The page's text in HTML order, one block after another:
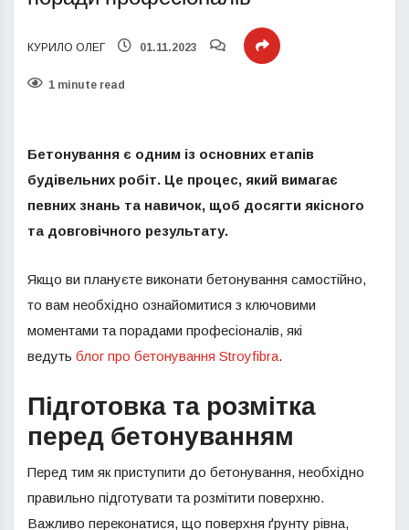
КУРИЛО ОЛЕГ 01.11.2023
1 minute read
Бетонування є одним із основних етапів
будівельних робіт. Це процес, який вимагає
певних знань та навичок, щоб досягти якісного
та довговічного результату.
Якщо ви плануєте виконати бетонування самостійно,
то вам необхідно ознайомитися з ключовими
моментами та порадами професіоналів, які
ведуть блог про бетонування Stroyfibra.
Підготовка та розмітка
перед бетонуванням
Перед тим як приступити до бетонування, необхідно
правильно підготувати та розмітити поверхню.
Важливо переконатися, що поверхня ґрунту рівна,